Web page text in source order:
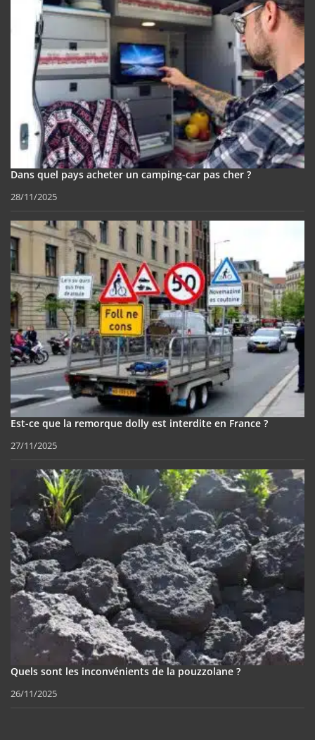
Dans quel pays acheter un camping-car pas cher ?
28/11/2025
Est-ce que la remorque dolly est interdite en France ?
27/11/2025
Quels sont les inconvénients de la pouzzolane ?
26/11/2025